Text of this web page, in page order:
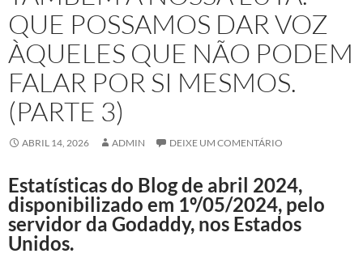
QUE POSSAMOS DAR VOZ
ÀQUELES QUE NÃO PODEM
FALAR POR SI MESMOS.
(PARTE 3)
ABRIL 14, 2026 ADMIN DEIXE UM COMENTÁRIO
Estatísticas do Blog de abril 2024,
disponibilizado em 1º/05/2024, pelo
servidor da Godaddy, nos Estados
Unidos.